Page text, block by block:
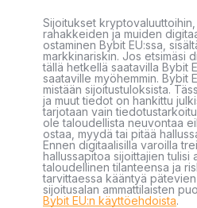
Sijoitukset
rahakkeiden ja muiden
ostaminen Bybit EU:ssa,
markkinariskin. Jos etsimäsi
tällä hetkellä saatavilla Bybit
saataville myöhemmin. Bybit
mistään sijoitustuloksista.
ja muut tiedot on hankittu
tarjotaan vain
ole taloudellista neuvontaa
ostaa, myydä tai pitää
Ennen digitaalisilla varoilla
hallussapitoa sijoittajien tulisi
taloudellinen tilanteensa ja
tarvittaessa kääntyä
sijoitusalan ammattilaisten
Bybit EU:n käyttöehdoista.